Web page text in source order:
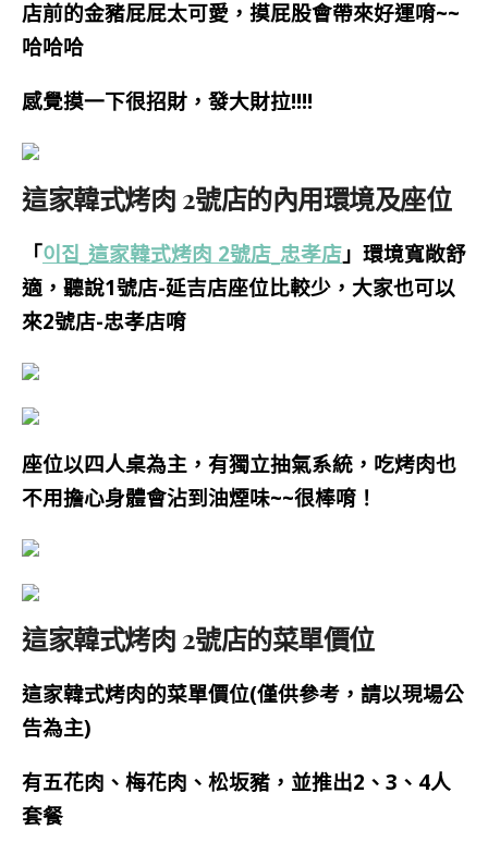
店前的金豬屁屁太可愛，摸屁股會帶來好運唷~~
哈哈哈
感覺摸一下很招財，發大財拉!!!!
這家韓式烤肉 2號店的內用環境及座位
「이집_這家韓式烤肉 2號店_忠孝店 」環境寬敞舒
適，聽說1號店-延吉店座位比較少，大家也可以
來2號店-忠孝店唷
座位以四人桌為主，有獨立抽氣系統，吃烤肉也
不用擔心身體會沾到油煙味~~很棒唷！
這家韓式烤肉 2號店的菜單價位
這家韓式烤肉的菜單價位(僅供參考，請以現場公
告為主)
有五花肉、梅花肉、松坂豬，並推出2、3、4人
套餐